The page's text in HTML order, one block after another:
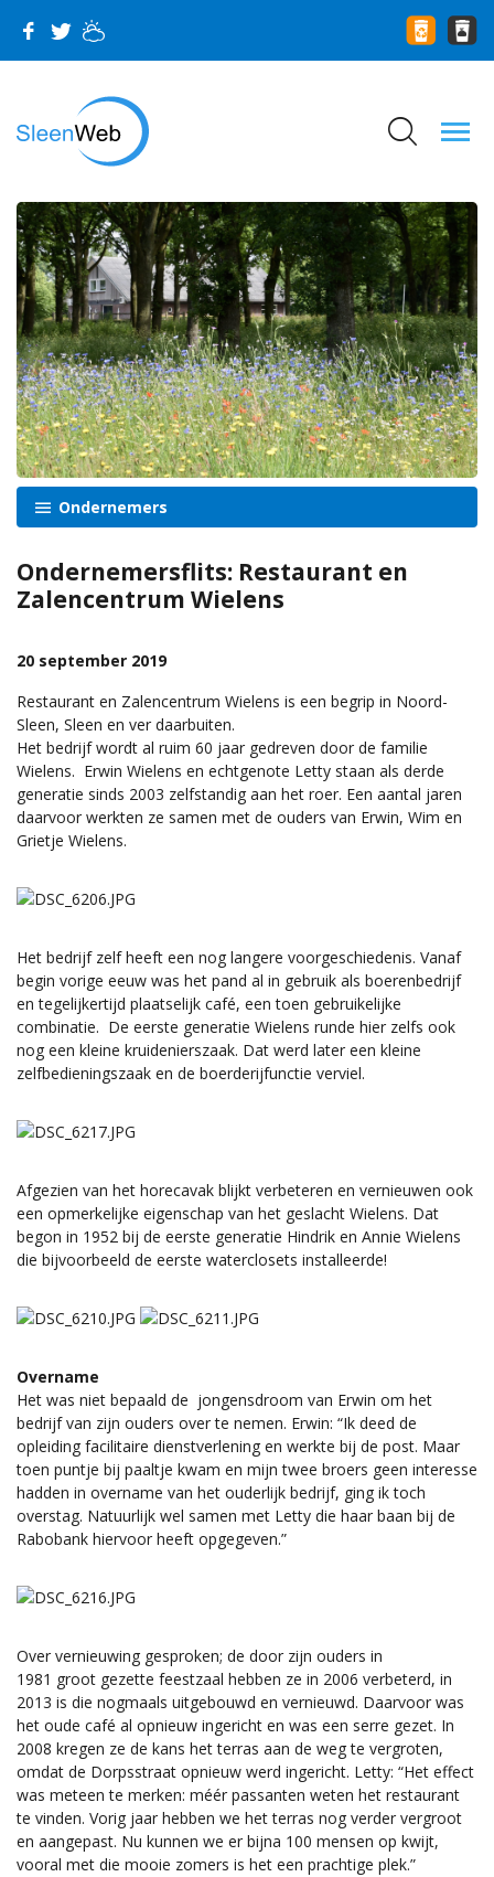
Ondernemers
Ondernemersflits: Restaurant en
Zalencentrum Wielens
20 september 2019
Restaurant en Zalencentrum Wielens is een begrip in Noord-
Sleen, Sleen en ver daarbuiten.
Het bedrijf wordt al ruim 60 jaar gedreven door de familie
Wielens. Erwin Wielens en echtgenote Letty staan als derde
generatie sinds 2003 zelfstandig aan het roer. Een aantal jaren
daarvoor werkten ze samen met de ouders van Erwin, Wim en
Grietje Wielens.
Het bedrijf zelf heeft een nog langere voorgeschiedenis. Vanaf
begin vorige eeuw was het pand al in gebruik als boerenbedrijf
en tegelijkertijd plaatselijk café, een toen gebruikelijke
combinatie. De eerste generatie Wielens runde hier zelfs ook
nog een kleine kruidenierszaak. Dat werd later een kleine
zelfbedieningszaak en de boerderijfunctie verviel.
Afgezien van het horecavak blijkt verbeteren en vernieuwen ook
een opmerkelijke eigenschap van het geslacht Wielens. Dat
begon in 1952 bij de eerste generatie Hindrik en Annie Wielens
die bijvoorbeeld de eerste waterclosets installeerde!
Overname
Het was niet bepaald de jongensdroom van Erwin om het
bedrijf van zijn ouders over te nemen. Erwin: “Ik deed de
opleiding facilitaire dienstverlening en werkte bij de post. Maar
toen puntje bij paaltje kwam en mijn twee broers geen interesse
hadden in overname van het ouderlijk bedrijf, ging ik toch
overstag. Natuurlijk wel samen met Letty die haar baan bij de
Rabobank hiervoor heeft opgegeven.”
Over vernieuwing gesproken; de door zijn ouders in
1981 groot gezette feestzaal hebben ze in 2006 verbeterd, in
2013 is die nogmaals uitgebouwd en vernieuwd. Daarvoor was
het oude café al opnieuw ingericht en was een serre gezet. In
2008 kregen ze de kans het terras aan de weg te vergroten,
omdat de Dorpsstraat opnieuw werd ingericht. Letty: “Het effect
was meteen te merken: méér passanten weten het restaurant
te vinden. Vorig jaar hebben we het terras nog verder vergroot
en aangepast. Nu kunnen we er bijna 100 mensen op kwijt,
vooral met die mooie zomers is het een prachtige plek.”